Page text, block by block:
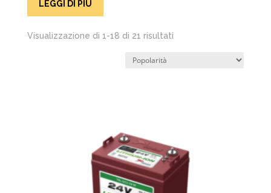
LEGGI DI PIÙ
Visualizzazione di 1-18 di 21 risultatiPopolarità